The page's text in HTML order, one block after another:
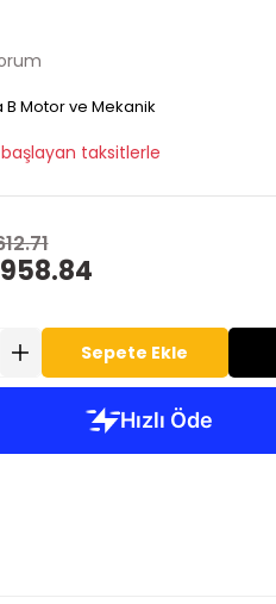
B Motor ve Mekanik
taksitlerle
Sepete Ekle